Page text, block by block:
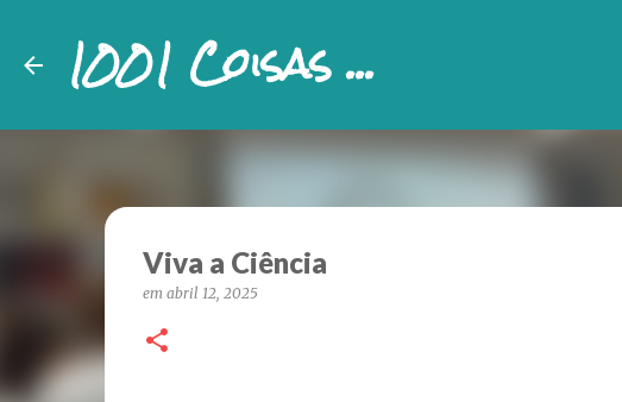
1001 Coisas ...
Viva a Ciência
em abril 12, 2025